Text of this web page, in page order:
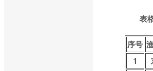
表
序号
1